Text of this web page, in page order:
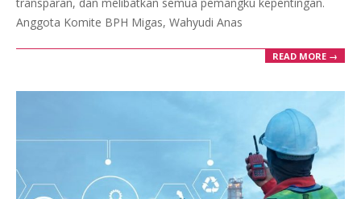
Anggota Komite BPH Migas, Wahyudi Anas
READ MORE →